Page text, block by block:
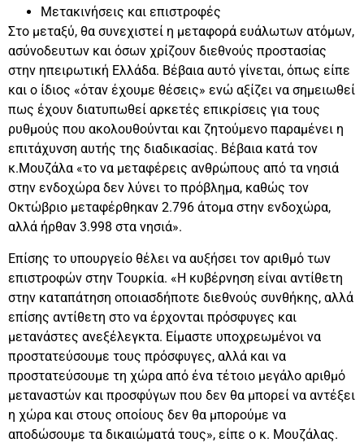
Μετακινήσεις και επιστροφές
Στο μεταξύ, θα συνεχιστεί η μεταφορά ευάλωτων ατόμων,
ασύνοδευτων και όσων χρίζουν διεθνούς προστασίας
στην ηπειρωτική Ελλάδα. Βέβαια αυτό γίνεται, όπως είπε
και ο ίδιος «όταν έχουμε θέσεις» ενώ αξίζει να σημειωθεί
πως έχουν διατυπωθεί αρκετές επικρίσεις για τους
ρυθμούς που ακολουθούνται και ζητούμενο παραμένει η
επιτάχυνση αυτής της διαδικασίας. Βέβαια κατά τον
κ.Μουζάλα «το να μεταφέρεις ανθρώπους από τα νησιά
στην ενδοχώρα δεν λύνει το πρόβλημα, καθώς τον
Οκτώβριο μεταφέρθηκαν 2.796 άτομα στην ενδοχώρα,
αλλά ήρθαν 3.998 στα νησιά».
Επίσης το υπουργείο θέλει να αυξήσει τον αριθμό των
επιστροφών στην Τουρκία. «Η κυβέρνηση είναι αντίθετη
στην καταπάτηση οποιασδήποτε διεθνούς συνθήκης, αλλά
επίσης αντίθετη στο να έρχονται πρόσφυγες και
μετανάστες ανεξέλεγκτα. Είμαστε υποχρεωμένοι να
προστατεύσουμε τους πρόσφυγες, αλλά και να
προστατεύσουμε τη χώρα από ένα τέτοιο μεγάλο αριθμό
μεταναστών και προσφύγων που δεν θα μπορεί να αντέξει
η χώρα και στους οποίους δεν θα μπορούμε να
αποδώσουμε τα δικαιώματά τους», είπε ο κ. Μουζάλας.